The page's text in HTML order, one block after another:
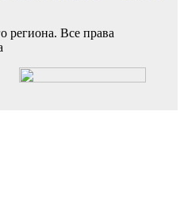
региона. Все права